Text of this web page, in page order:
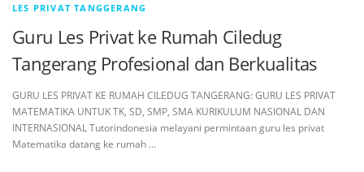
LES PRIVAT TANGGERANG
Guru Les Privat ke Rumah Ciledug
Tangerang Profesional dan Berkualitas
GURU LES PRIVAT KE RUMAH CILEDUG TANGERANG: GURU LES PRIVAT
MATEMATIKA UNTUK TK, SD, SMP, SMA KURIKULUM NASIONAL DAN
INTERNASIONAL Tutorindonesia melayani permintaan guru les privat
Matematika datang ke rumah …